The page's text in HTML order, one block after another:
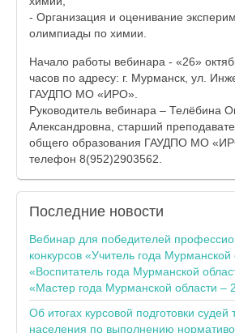
- Организация и оценивание
олимпиады по химии.
Начало работы вебинара - «26»
часов по адресу: г. Мурманск, ул.
ГАУДПО МО «ИРО».
Руководитель вебинара – Телёбина
Александровна, старший
общего образования ГАУДПО МО
телефон 8(952)2903562.
Последние новости
Вебинар для победителей
конкурсов «Учитель года Мурманской
«Воспитатель года Мурманской
«Мастер года Мурманской области –
Об итогах курсовой подготовки судей
населения по выполнению